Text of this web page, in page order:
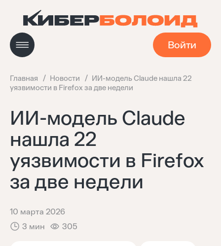
Войти
Кейсы
Мастерская
Главная Новости
ИИ-модель Claude нашла 22
уязвимости в Firefox за две недели
ИИ-модель Claude
нашла 22
уязвимости в Firefox
за две недели
3 мин 305
10 марта 2026